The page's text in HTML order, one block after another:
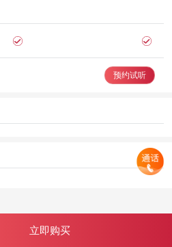
预约试听
立即购买